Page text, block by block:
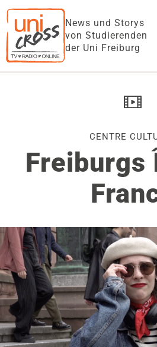
News und Storys
von Studierenden
der Uni Freiburg
CENTRE
Freiburgs